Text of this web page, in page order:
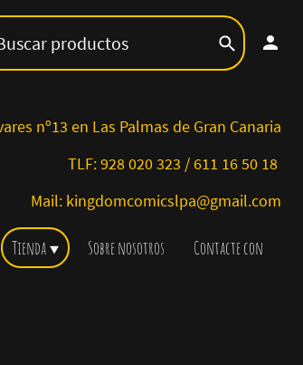
nº13 en Las Palmas de Gran Canaria
TLF: 928 020 323 / 611 16 50 18
Mail: kingdomcomicslpa@gmail.com
Tienda Sobre nosotros Contacte con